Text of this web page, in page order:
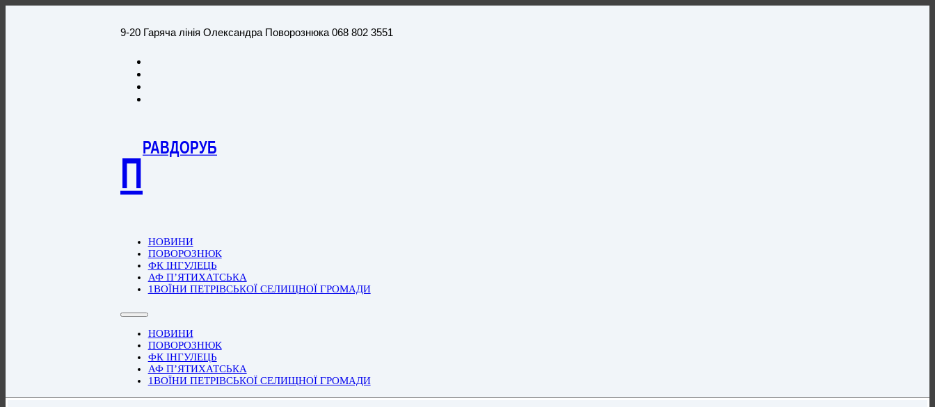
9-20 Гаряча лінія Олександра Поворознюка 068 802 3551
П
РАВДОРУБ
НОВИНИ
ПОВОРОЗНЮК
ФК ІНГУЛЕЦЬ
АФ П’ЯТИХАТСЬКА
1ВОЇНИ ПЕТРІВСЬКОЇ СЕЛИЩНОЇ ГРОМАДИ
НОВИНИ
ПОВОРОЗНЮК
ФК ІНГУЛЕЦЬ
АФ П’ЯТИХАТСЬКА
1ВОЇНИ ПЕТРІВСЬКОЇ СЕЛИЩНОЇ ГРОМАДИ